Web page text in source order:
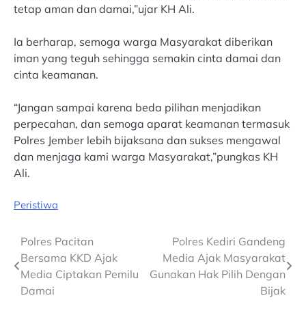
tetap aman dan damai,”ujar KH Ali.
Ia berharap, semoga warga Masyarakat diberikan
iman yang teguh sehingga semakin cinta damai dan
cinta keamanan.
“Jangan sampai karena beda pilihan menjadikan
perpecahan, dan semoga aparat keamanan termasuk
Polres Jember lebih bijaksana dan sukses mengawal
dan menjaga kami warga Masyarakat,”pungkas KH
Ali.
Peristiwa
Post
navigation
Polres Pacitan
Bersama KKD Ajak
Media Ciptakan Pemilu
Damai
Polres Kediri Gandeng
Media Ajak Masyarakat
Gunakan Hak Pilih Dengan
Bijak